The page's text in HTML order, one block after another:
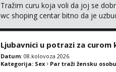
Tražim curu koja voli da joj se
wc shoping centar bitno da je
Ljubavnici u potrazi za
Datum: 08.kolovoza 2026.
Kategorija: Sex Par traži žensku osobu